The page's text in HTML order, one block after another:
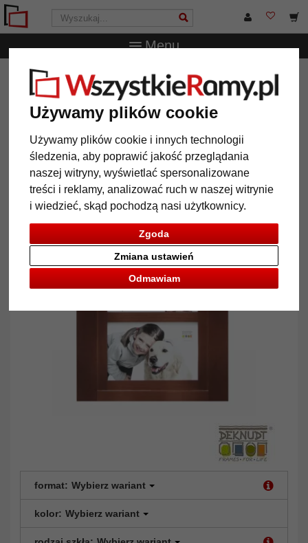
Używamy plików cookie
Używamy plików cookie i innych technologii
śledzenia, aby poprawić jakość przeglądania
naszej witryny, wyświetlać spersonalizowane
treści i reklamy, analizować ruch w naszej witrynie
i wiedzieć, skąd pochodzą nasi użytkownicy.
Zgoda
Odmawiam
Zmiana ustawień
Menu
WszystkieRamy.pl Deknudt
Multiramka Bleret
na 3 zdjęcia
Multiramka Bleret na 3 zdjęcia
format: Wybierz wariant
kolor: Wybierz wariant